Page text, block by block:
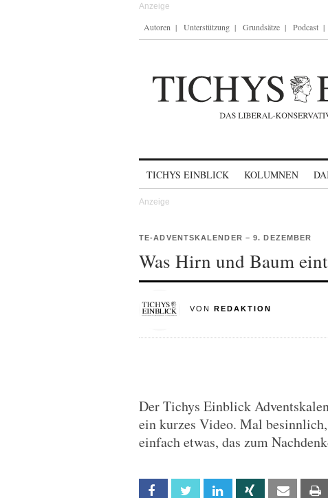
Autoren Unterstützung Grundsätze Podcast
TICHYS EINBLICK KOLUMNEN
TE-ADVENTSKALENDER – 9. DEZEMBER
Was Hirn und Baum eint
VON REDAKTION
Der Tichys Einblick
ein kurzes Video. Mal
einfach etwas, das zum
Facebook Twitter Linkedin Xing Email